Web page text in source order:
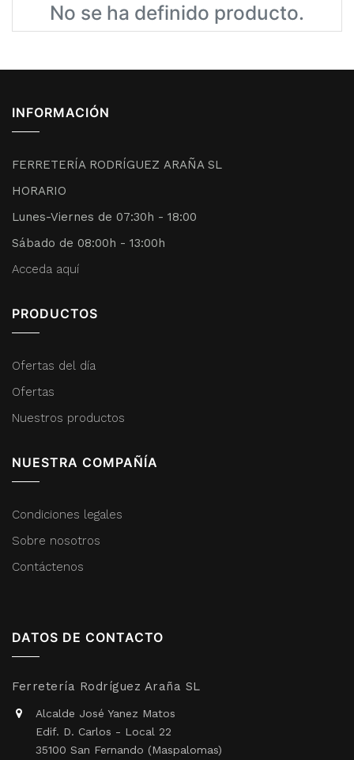
No se ha definido producto.
INFORMACIÓN
FERRETERÍA RODRÍGUEZ ARAÑA SL
HORARIO
Lunes-Viernes de 07:30h - 18:00
Sábado de 08:00h - 13:00h
Acceda aquí
PRODUCTOS
Ofertas del día
Ofertas
Nuestros productos
NUESTRA COMPAÑÍA
Condiciones legales
Sobre nosotros
Contáctenos
DATOS DE CONTACTO
Ferretería Rodríguez Araña SL
Alcalde José Yanez Matos
Edif. D. Carlos - Local 22
35100 San Fernando (Maspalomas)